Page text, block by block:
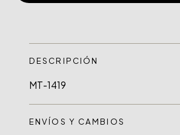
DESCRIPCIÓN
MT-1419
ENVÍOS Y CAMBIOS